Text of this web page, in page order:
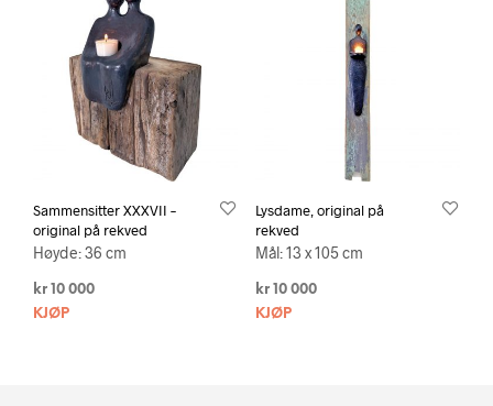
Sammensitter XXXVII –
original på rekved
Høyde: 36 cm
kr 10 000
KJØP
Lysdame, original på
rekved
Mål: 13 x 105 cm
kr10 000
KJØP